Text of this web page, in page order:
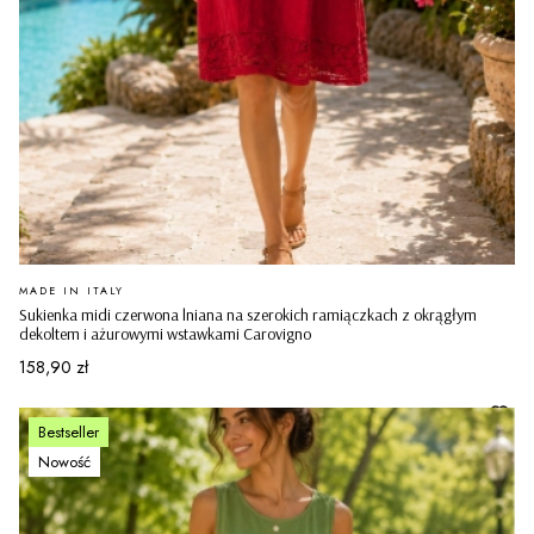
Sukienka midi czerwona lniana na szerokich ramiączkach z okrągłym
dekoltem i ażurowymi wstawkami Carovigno
PRODUCENT
MADE IN ITALY
Cena
158,90 zł
Bestseller
Nowość